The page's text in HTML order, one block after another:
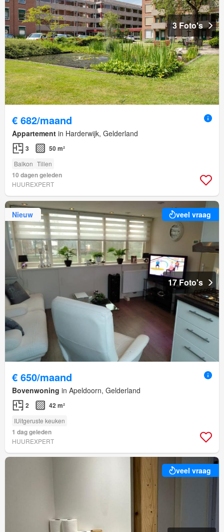
3 Foto's
€ 682/maand
Appartement in Harderwijk, Gelderland
3 50 m²
Balkon Tillen
10 dagen geleden
HUUREXPERT
Nieuw veel vraag
17 Foto's
€ 650/maand
Bovenwoning in Apeldoorn, Gelderland
2 42 m²
IUitgeruste keuken
1 dag geleden
HUUREXPERT
veel vraag